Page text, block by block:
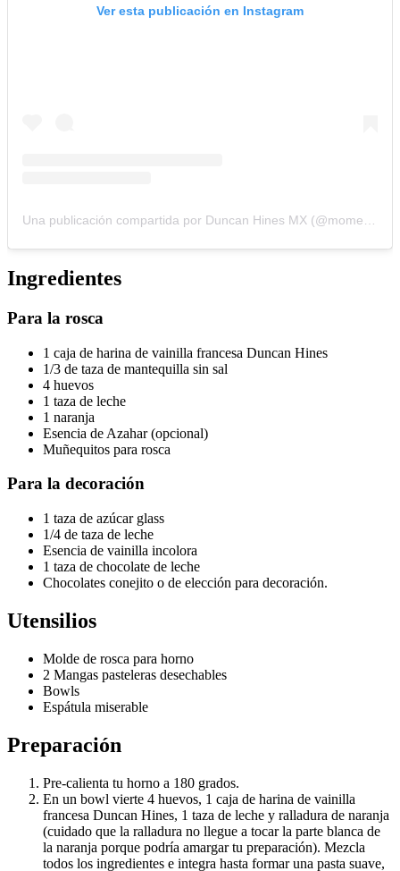
Ver esta publicación en Instagram
Ingredientes
Para la rosca
1 caja de harina de vainilla francesa Duncan Hines
1/3 de taza de mantequilla sin sal
4 huevos
1 taza de leche
1 naranja
Esencia de Azahar (opcional)
Muñequitos para rosca
Para la decoración
1 taza de azúcar glass
1/4 de taza de leche
Esencia de vainilla incolora
1 taza de chocolate de leche
Chocolates conejito o de elección para decoración.
Utensilios
Molde de rosca para horno
2 Mangas pasteleras desechables
Bowls
Espátula miserable
Preparación
Pre-calienta tu horno a 180 grados.
En un bowl vierte 4 huevos, 1 caja de harina de vainilla
francesa Duncan Hines, 1 taza de leche y ralladura de naranja
(cuidado que la ralladura no llegue a tocar la parte blanca de
la naranja porque podría amargar tu preparación). Mezcla
todos los ingredientes e integra hasta formar una pasta suave,